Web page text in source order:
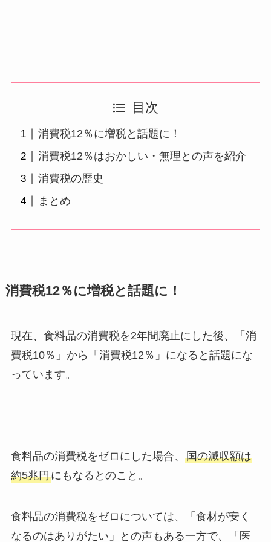
目次
消費税12％に増税と話題に！
消費税12％はおかしい・無理との声を紹介
消費税の歴史
まとめ
消費税12％に増税と話題に！
現在、食料品の消費税を2年間廃止にした後、「消
費税10％」から「消費税12％」になると話題にな
っています。
食料品の消費税をゼロにした場合、 国の減収額は
約5兆円にもなるとのこと。
食料品の消費税をゼロについては、「食材が安く
なるのはありがたい」との声もある一方で、「医